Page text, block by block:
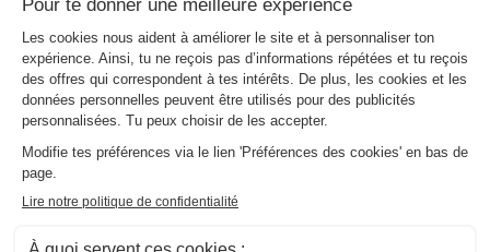
Réservez l'esprit tranquille avec
l'Annulation Gratuite !
Réservez sereinement votre prochain séjour
l'ensemble des séjours (1).